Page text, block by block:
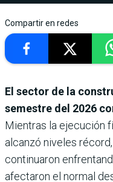
Compartir en redes
El sector de la
semestre del 2026
Mientras la ejecución
alcanzó niveles
continuaron
afectaron el normal